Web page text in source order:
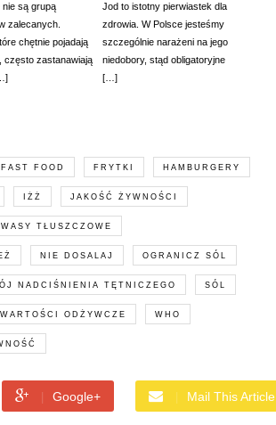
nie są grupą
zalecanych.
chętnie pojadają
często zastanawiają
Jod to istotny pierwiastek dla
zdrowia. W Polsce jesteśmy
szczególnie narażeni na jego
niedobory, stąd obligatoryjne
[…]
FAST FOOD FRYTKI HAMBURGERY
IŻŻ JAKOŚĆ ŻYWNOŚCI
TŁUSZCZOWE
NIE DOSALAJ OGRANICZ SÓL
NADCIŚNIENIA TĘTNICZEGO SÓL
WARTOŚCI ODŻYWCZE WHO
Google+ Mail This Article